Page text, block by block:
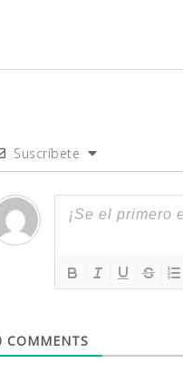
Suscríbete
COMMENTS